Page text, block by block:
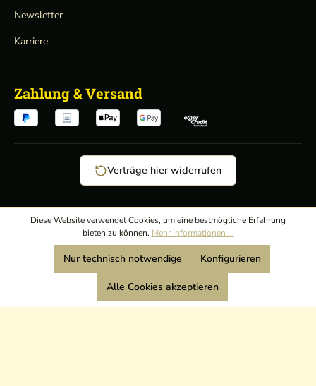
Newsletter
Karriere
Zahlung & Versand
Verträge hier widerrufen
AGB/
Datenschutz/
Wir sind Mitglied:
Diese Website verwendet Cookies, um eine bestmögliche Erfahrung
bieten zu können. Mehr Informationen ...
Nur technisch notwendige Konfigurieren
Alle Cookies akzeptieren